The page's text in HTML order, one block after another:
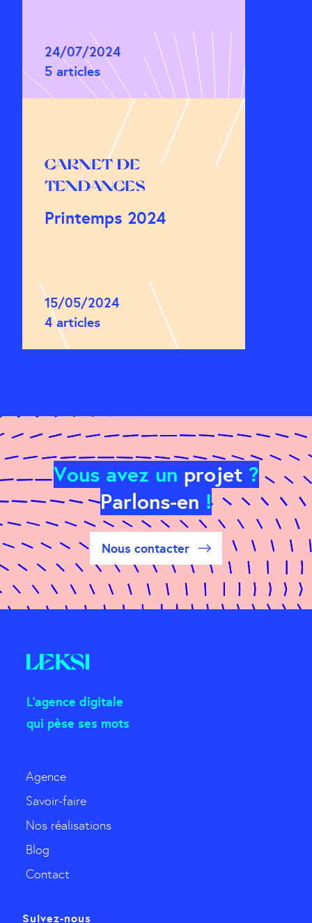
24/07/2024
5 articles
CARNET DE
TENDANCES
Printemps 2024
15/05/2024
4 articles
Vous avez un projet?
Parlons-en !
Nous contacter
L'agence digitale
qui pèse ses mots
Agence
Savoir-faire
Nos réalisations
Blog
Contact
Suivez-nous